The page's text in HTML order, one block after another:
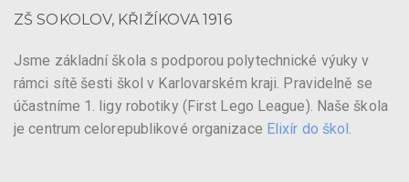
ZŠ SOKOLOV, KŘIŽÍKOVA 1916
Jsme základní škola s podporou polytechnické výuky v
rámci sítě šesti škol v Karlovarském kraji. Pravidelně se
účastníme 1. ligy robotiky (First Lego League). Naše škola
je centrum celorepublikové organizace Elixír do škol.